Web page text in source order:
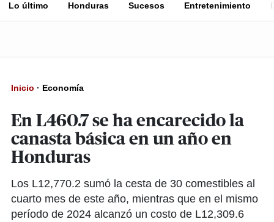
Lo último Honduras Sucesos Entretenimiento
Inicio · Economía
En L460.7 se ha encarecido la
canasta básica en un año en
Honduras
Los L12,770.2 sumó la cesta de 30 comestibles al
cuarto mes de este año, mientras que en el mismo
período de 2024 alcanzó un costo de L12,309.6